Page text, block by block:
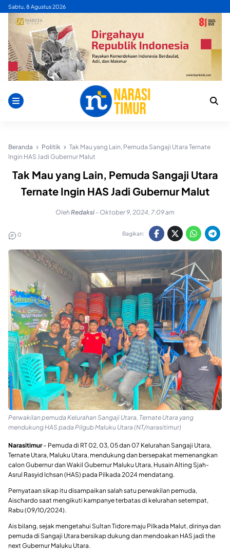
Skip
content
Sabtu, 8 Agustus 2026
Beranda Politik
Tak Mau yang Lain, Pemuda Sangaji Utara Ternate
Ingin HAS Jadi Gubernur Malut
Tak Mau yang Lain, Pemuda Sangaji Utara
Ternate Ingin HAS Jadi Gubernur Malut
OlehRedaksi - Oktober 9, 2024, 7:09 am
0 Bagikan:
Perwakilan pemuda Kelurahan Sangaji Utara, Ternate Utara yang
mendukung HAS pada Pilgub Maluku Utara (NT/narasitimur)
Narasitimur– Pemuda di RT 02, 03, 05 dan 07 Kelurahan Sangaji Utara,
Ternate Utara, Maluku Utara, mendukung dan bersepakat memenangkan
calon Gubernur dan Wakil Gubernur Maluku Utara, Husain Alting Sjah-
Asrul Rasyid Ichsan (HAS) pada Pilkada 2024 mendatang.
Pernyataan sikap itu disampaikan salah satu perwakilan pemuda,
Aischardo saat mengikuti kampanye terbatas di kelurahan setempat,
Rabu (09/10/2024).
Ais bilang, sejak mengetahui Sultan Tidore maju Pilkada Malut, dirinya dan
pemuda di Sangaji Utara bersikap dukung dan mendoakan HAS jadi the
next Gubernur Maluku Utara.